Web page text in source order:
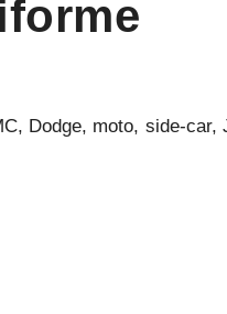
Dodge, moto, side-car,